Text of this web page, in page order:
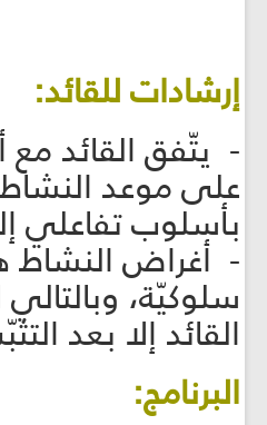
إرشادات للقائد:
- يتّفق القائد مع
على موعد
بأسلوب تفاعلي
- أغراض
سلوكيّة،
القائد إلا بعد
البرنامج: